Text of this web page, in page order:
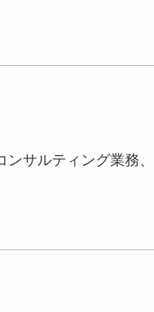
ンサルティング業務